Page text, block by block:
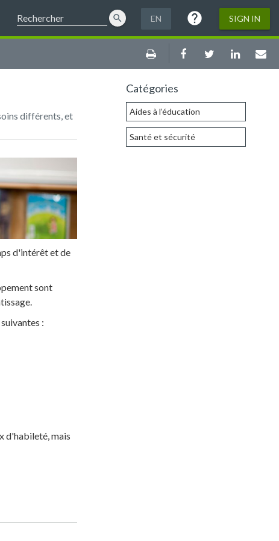
EN help SIGN IN
search
Print Facebook
différents, et
d'intérêt et de
sont
:
d'habileté, mais
Catégories
Aides à l’éducation
Santé et sécurité